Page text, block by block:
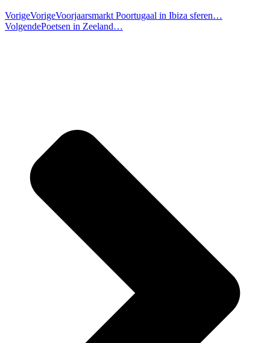
VorigeVorigeVoorjaarsmarkt Poortugaal in Ibiza sferen…
VolgendePoetsen in Zeeland…